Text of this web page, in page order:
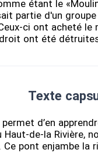
étant le
partie d'un
ci ont acheté
ont été
Texte
d’en
Haut-de-la Rivière,
Ce pont enjambe la